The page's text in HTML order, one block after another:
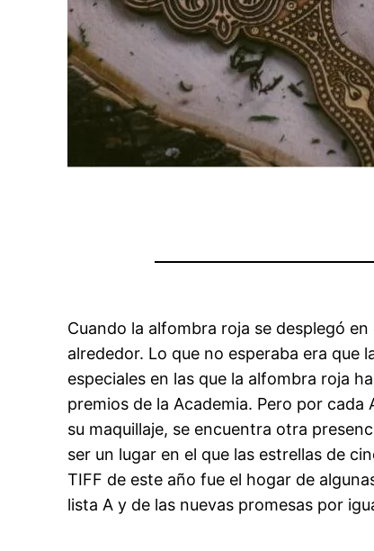
Cuando la alfombra roja se desplegó
alrededor. Lo que no esperaba era que
especiales en las que la alfombra roja
premios de la Academia. Pero por
su maquillaje, se encuentra otra
ser un lugar en el que las estrellas de
TIFF de este año fue el hogar de
lista A y de las nuevas promesas por